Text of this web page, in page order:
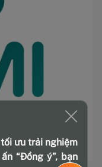
ưu trải nghiệm
“Đồng ý”, bạn